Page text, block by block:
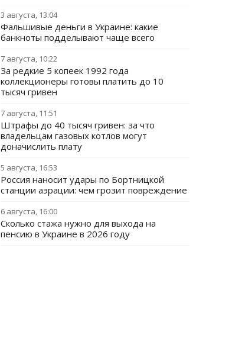
3 августа, 13:04
Фальшивые деньги в Украине: какие
банкноты подделывают чаще всего
7 августа, 10:22
За редкие 5 копеек 1992 года
коллекционеры готовы платить до 10
тысяч гривен
7 августа, 11:51
Штрафы до 40 тысяч гривен: за что
владельцам газовых котлов могут
доначислить плату
5 августа, 16:53
Россия наносит удары по Бортницкой
станции аэрации: чем грозит повреждение
6 августа, 16:00
Сколько стажа нужно для выхода на
пенсию в Украине в 2026 году